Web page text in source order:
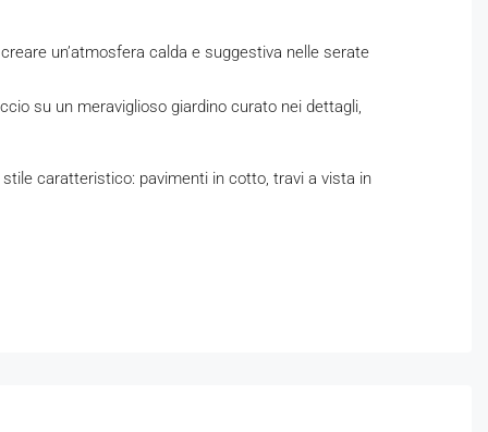
un’atmosfera calda e suggestiva nelle serate
su un meraviglioso giardino curato nei dettagli,
caratteristico: pavimenti in cotto, travi a vista in